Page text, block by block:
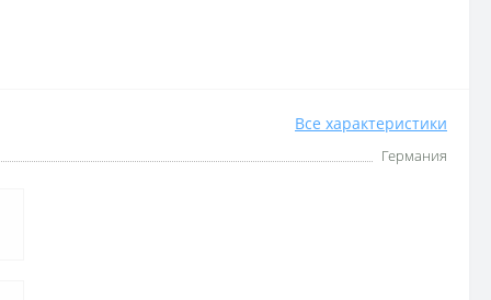
Все характеристики
Германия